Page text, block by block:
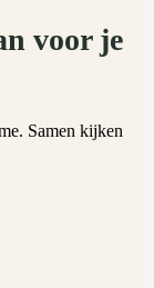
voor je
Samen kijken